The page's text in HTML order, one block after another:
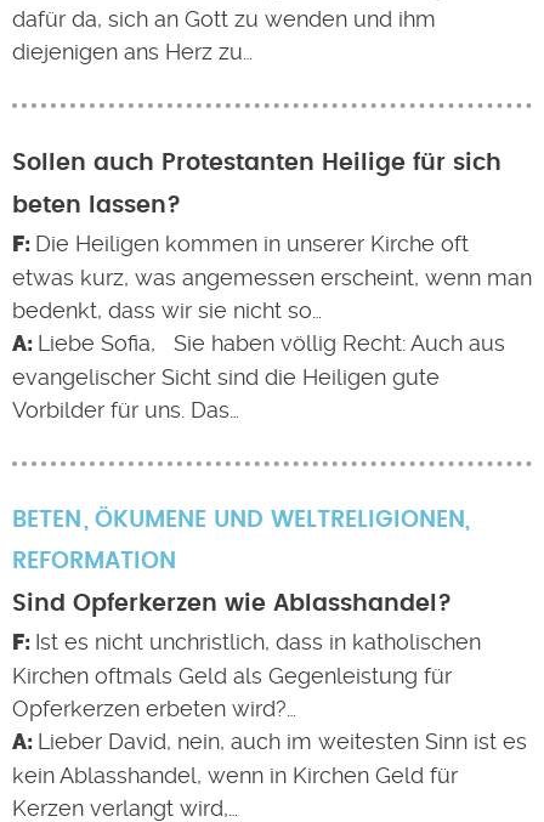
dafür da, sich an Gott zu wenden und ihm
diejenigen ans Herz zu…
Sollen auch Protestanten Heilige für sich
beten lassen?
Die Heiligen kommen in unserer Kirche oft
etwas kurz, was angemessen erscheint, wenn man
bedenkt, dass wir sie nicht so…
Liebe Sofia, Sie haben völlig Recht: Auch aus
evangelischer Sicht sind die Heiligen gute
Vorbilder für uns. Das…
BETEN ÖKUMENE UND WELTRELIGIONEN ,
REFORMATION
Sind Opferkerzen wie Ablasshandel?
Ist es nicht unchristlich, dass in katholischen
Kirchen oftmals Geld als Gegenleistung für
Opferkerzen erbeten wird?…
Lieber David, nein, auch im weitesten Sinn ist es
kein Ablasshandel, wenn in Kirchen Geld für
Kerzen verlangt wird,…